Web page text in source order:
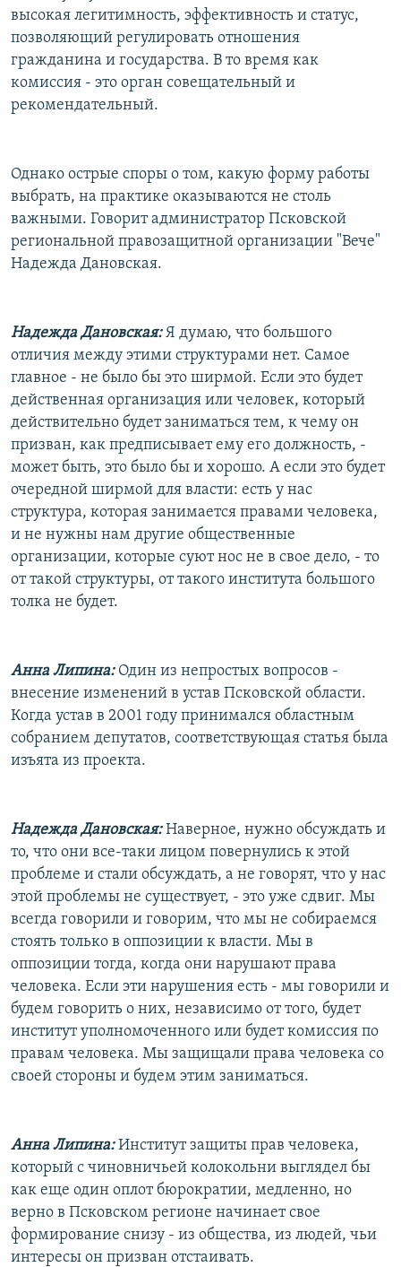
высокая легитимность, эффективность и статус,
позволяющий регулировать отношения
гражданина и государства. В то время как
комиссия - это орган совещательный и
рекомендательный.
Однако острые споры о том, какую форму работы
выбрать, на практике оказываются не столь
важными. Говорит администратор Псковской
региональной правозащитной организации "Вече"
Надежда Дановская.
Надежда Дановская:Я думаю, что большого
отличия между этими структурами нет. Самое
главное - не было бы это ширмой. Если это будет
действенная организация или человек, который
действительно будет заниматься тем, к чему он
призван, как предписывает ему его должность, -
может быть, это было бы и хорошо. А если это будет
очередной ширмой для власти: есть у нас
структура, которая занимается правами человека,
и не нужны нам другие общественные
организации, которые суют нос не в свое дело, - то
от такой структуры, от такого института большого
толка не будет.
Анна Липина:Один из непростых вопросов -
внесение изменений в устав Псковской области.
Когда устав в 2001 году принимался областным
собранием депутатов, соответствующая статья была
изъята из проекта.
Надежда Дановская:Наверное, нужно обсуждать и
то, что они все-таки лицом повернулись к этой
проблеме и стали обсуждать, а не говорят, что у нас
этой проблемы не существует, - это уже сдвиг. Мы
всегда говорили и говорим, что мы не собираемся
стоять только в оппозиции к власти. Мы в
оппозиции тогда, когда они нарушают права
человека. Если эти нарушения есть - мы говорили и
будем говорить о них, независимо от того, будет
институт уполномоченного или будет комиссия по
правам человека. Мы защищали права человека со
своей стороны и будем этим заниматься.
Анна Липина:Институт защиты прав человека,
который с чиновничьей колокольни выглядел бы
как еще один оплот бюрократии, медленно, но
верно в Псковском регионе начинает свое
формирование снизу - из общества, из людей, чьи
интересы он призван отстаивать.